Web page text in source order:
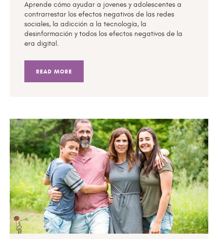
Aprende cómo ayudar a jovenes y adolescentes a
contrarrestar los efectos negativos de las redes
sociales, la adicción a la tecnología, la
desinformación y todos los efectos negativos de la
era digital.
READ MORE